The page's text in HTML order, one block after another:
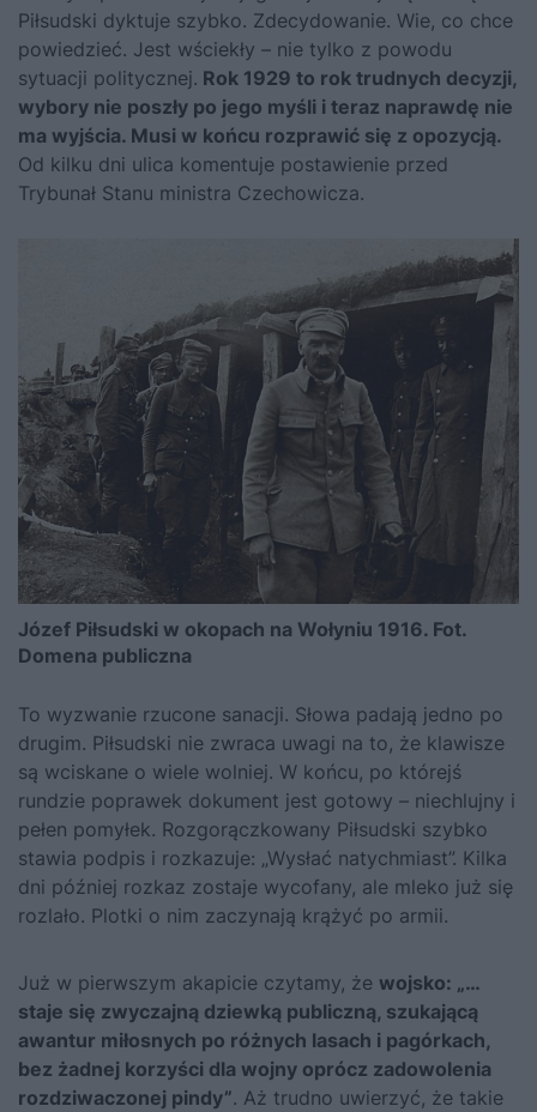
Piłsudski dyktuje szybko. Zdecydowanie. Wie, co chce
powiedzieć. Jest wściekły – nie tylko z powodu
sytuacji politycznej. Rok 1929 to rok trudnych decyzji,
wybory nie poszły po jego myśli i teraz naprawdę nie
ma wyjścia. Musi w końcu rozprawić się z opozycją.
Od kilku dni ulica komentuje postawienie przed
Trybunał Stanu ministra Czechowicza.
Józef Piłsudski w okopach na Wołyniu 1916. Fot.
Domena publiczna
To wyzwanie rzucone sanacji. Słowa padają jedno po
drugim. Piłsudski nie zwraca uwagi na to, że klawisze
są wciskane o wiele wolniej. W końcu, po którejś
rundzie poprawek dokument jest gotowy – niechlujny i
pełen pomyłek. Rozgorączkowany Piłsudski szybko
stawia podpis i rozkazuje: „Wysłać natychmiast”. Kilka
dni później rozkaz zostaje wycofany, ale mleko już się
rozlało. Plotki o nim zaczynają krążyć po armii.
Już w pierwszym akapicie czytamy, że wojsko: „…
staje się zwyczajną dziewką publiczną, szukającą
awantur miłosnych po różnych lasach i pagórkach,
bez żadnej korzyści dla wojny oprócz zadowolenia
rozdziwaczonej pindy”. Aż trudno uwierzyć, że takie